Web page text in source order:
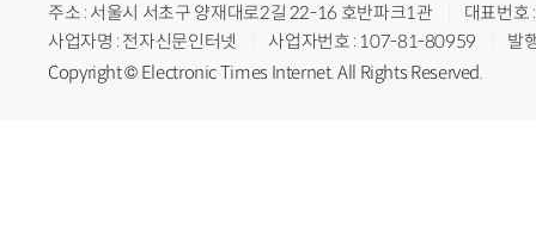
주소 : 서울시 서초구 양재대로2길 22-16 호반파크1관
대표번
사업자명 : 전자신문인터넷
사업자번호 : 107-81-80959
발
Copyright © Electronic Times Internet. All Rights Reserved.